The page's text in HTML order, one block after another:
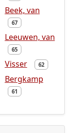
Beek, van
67
Leeuwen, van
65
Visser 62
Bergkamp
61